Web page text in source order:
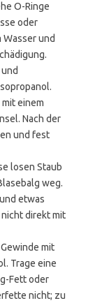
O-Ringe
oder
Wasser und
einem
Nach der
und fest
losen Staub
weg.
etwas
nicht direkt mit
mit
Trage eine
Fett oder
nicht; zu